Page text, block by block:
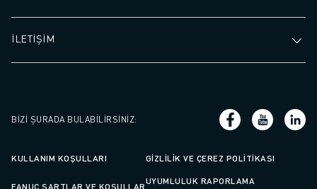
İLETİŞİM
BIZI ŞURADA BULABILIRSINIZ:
KULLANIM KOŞULLARI GIZLILIK VE ÇEREZ POLITIKASI
FANUC ŞARTLAR VE KOŞULLAR
UYUMLULUK RAPORLAMA